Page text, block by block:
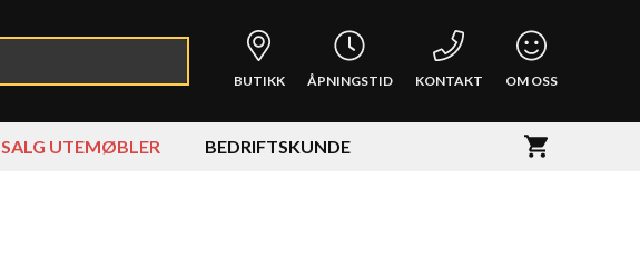
BUTIKK ÅPNINGSTID KONTAKT OM OSS
SALG UTEMØBLER BEDRIFTSKUNDE